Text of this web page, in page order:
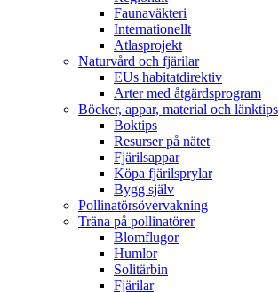
Faunaväkteri
Internationellt
Atlasprojekt
Naturvård och fjärilar
EUs habitatdirektiv
Arter med åtgärdsprogram
Böcker, appar, material och länktips
Boktips
Resurser på nätet
Fjärilsappar
Köpa fjärilsprylar
Bygg själv
Pollinatörsövervakning
Träna på pollinatörer
Blomflugor
Humlor
Solitärbin
Fjärilar